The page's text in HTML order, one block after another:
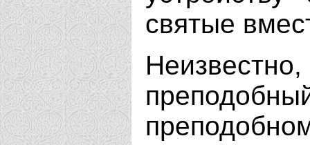
святые